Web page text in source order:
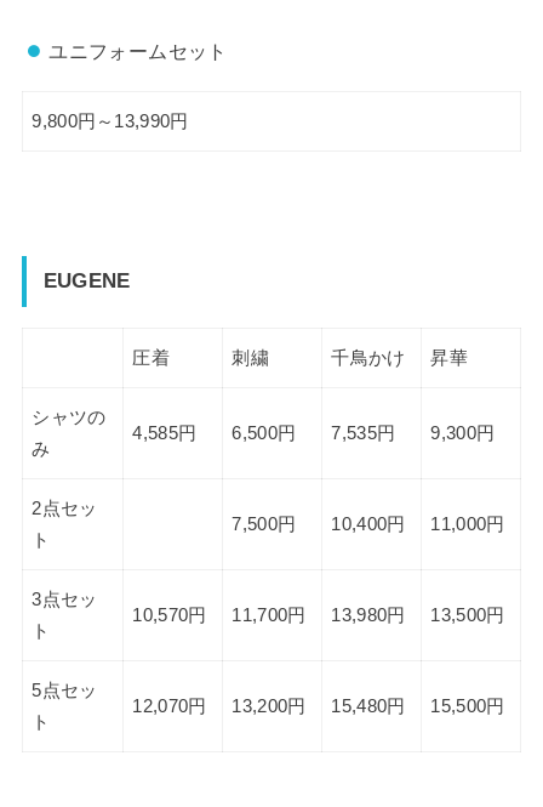
ユニフォームセット
9,800円～13,990円
EUGENE
圧着 刺繍 千鳥かけ 昇華
シャツの
み
4,585円 6,500円 7,535円 9,300円
2点セッ
ト
7,500円 10,400円 11,000円
3点セッ
ト
10,570円 11,700円 13,980円 13,500円
5点セッ
ト
12,070円 13,200円 15,480円 15,500円